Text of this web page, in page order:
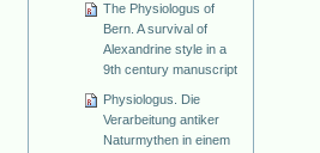
The Physiologus of
Bern. A survival of
Alexandrine style in a
9th century manuscript
Physiologus. Die
Verarbeitung antiker
Naturmythen in einem